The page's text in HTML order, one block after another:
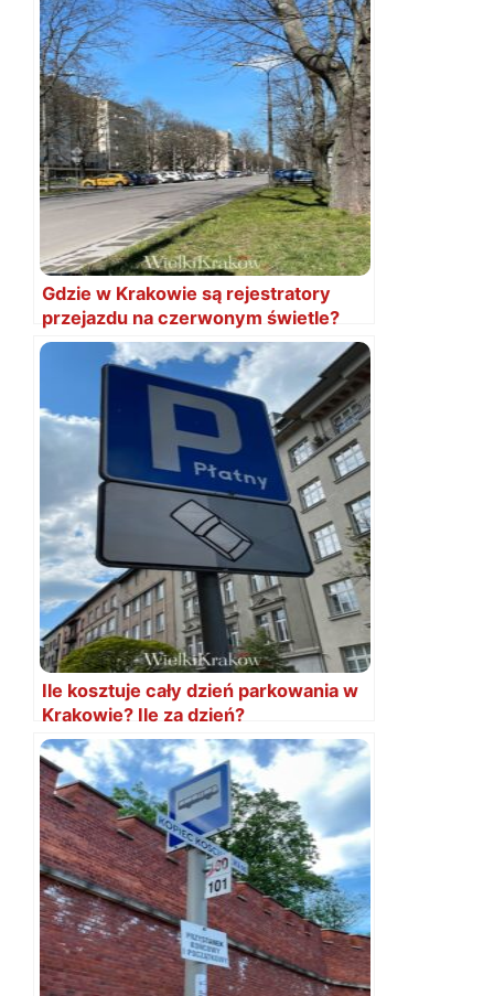
Gdzie w Krakowie są rejestratory
przejazdu na czerwonym świetle?
Ile kosztuje cały dzień parkowania w
Krakowie? Ile za dzień?